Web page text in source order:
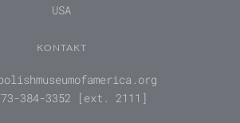
USA
KONTAKT
384-3352 [ext. 2111]